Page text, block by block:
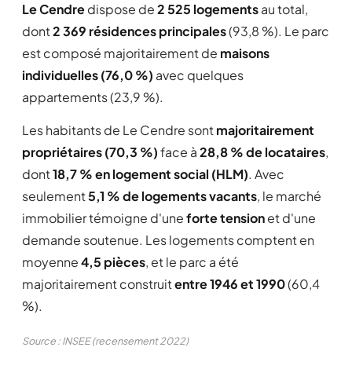
Le Cendredispose de2 525 logementsau total,
dont2 369 résidences principales(93,8 %). Le parc
est composé majoritairement de maisons
individuelles (76,0 %) avec quelques
appartements (23,9 %).
Les habitants de Le Cendre sontmajoritairement
propriétaires (70,3 %)face à28,8 % de locataires,
dont18,7 % en logement social (HLM). Avec
seulement5,1 % de logements vacants, le marché
immobilier témoigne d'uneforte tensionet d'une
demande soutenue. Les logements comptent en
moyenne4,5 pièces, et le parc a été
majoritairement construitentre 1946 et 1990(60,4
%).
Source : INSEE (recensement 2022)